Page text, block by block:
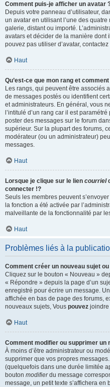
Comment puis-je afficher un avatar
Depuis votre panneau d’utilisateur,
un avatar en utilisant l’une des
galerie, distant ou importé.
avatars et décider de la manière dont
pouvez pas utiliser d’avatar,
Haut
Qu’est-ce que mon rang et
Les rangs, qui peuvent être associés
de messages postés ou identifient
et administrateurs. En général, vous
l’intitulé d’un rang car il est
poster des messages sur le forum
supérieur. Sur la plupart des forums,
modérateur (ou un administrateur)
messages.
Haut
Lorsque je clique sur le lien courriel
connecter !?
Seuls les membres peuvent
la fonction a été activée par
malveillante de la fonctionnalité par
Haut
Problèmes liés à la
Comment créer un nouveau sujet
Cliquez sur le bouton « Nouveau »
« Répondre » depuis la page d’un
enregistré pour écrire un message.
affichée en bas de page des forums,
nouveaux sujets, Vous pouvez joindre
Haut
Comment modifier ou supprimer un
À moins d’être administrateur ou
supprimer que vos propres
(quelquefois dans une durée limitée
bouton modifierdu message
message, un petit texte s’affichera en